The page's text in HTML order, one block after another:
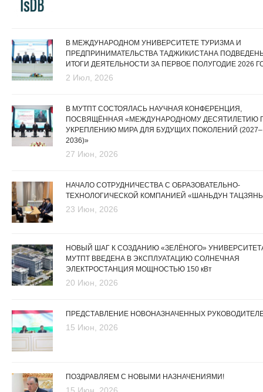
В МЕЖДУНАРОДНОМ УНИВЕРСИТЕТЕ ТУРИЗМА И
ПРЕДПРИНИМАТЕЛЬСТВА ТАДЖИКИСТАНА
ИТОГИ ДЕЯТЕЛЬНОСТИ ЗА ПЕРВОЕ ПОЛУГОДИЕ 2026
2 Июл, 2026
В МУТПТ СОСТОЯЛАСЬ НАУЧНАЯ КОНФЕРЕНЦИЯ,
ПОСВЯЩЁННАЯ «МЕЖДУНАРОДНОМУ ДЕСЯТИЛЕТИЮ
УКРЕПЛЕНИЮ МИРА ДЛЯ БУДУЩИХ ПОКОЛЕНИЙ (2027–
2036)»
27 Июн, 2026
НАЧАЛО СОТРУДНИЧЕСТВА С ОБРАЗОВАТЕЛЬНО-
ТЕХНОЛОГИЧЕСКОЙ КОМПАНИЕЙ «ШАНЬДУН
23 Июн, 2026
НОВЫЙ ШАГ К СОЗДАНИЮ «ЗЕЛЁНОГО»
МУТПТ ВВЕДЕНА В ЭКСПЛУАТАЦИЮ СОЛНЕЧНАЯ
ЭЛЕКТРОСТАНЦИЯ МОЩНОСТЬЮ 150 кВт
20 Июн, 2026
ПРЕДСТАВЛЕНИЕ НОВОНАЗНАЧЕННЫХ
15 Июн, 2026
ПОЗДРАВЛЯЕМ С НОВЫМИ НАЗНАЧЕНИЯМИ!